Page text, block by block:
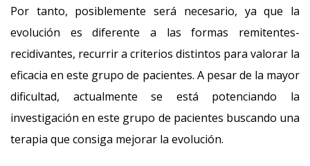
Por tanto, posiblemente será necesario, ya que la
evolución es diferente a las formas remitentes-
recidivantes, recurrir a criterios distintos para valorar la
eficacia en este grupo de pacientes. A pesar de la mayor
dificultad, actualmente se está potenciando la
investigación en este grupo de pacientes buscando una
terapia que consiga mejorar la evolución.